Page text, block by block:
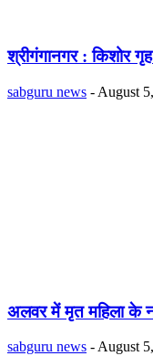
श्रीगंगानगर : किशोर
sabguru news - August
अलवर में मृत महिला के
sabguru news - August